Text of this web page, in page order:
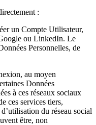
:
un Compte Utilisateur,
ou LinkedIn. Le
Personnelles, de
au moyen
Données
à ces réseaux sociaux
ces services tiers,
du réseau social
être, non